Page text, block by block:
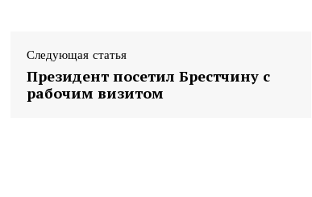
Следующая статья
Президент посетил Брестчину с
рабочим визитом